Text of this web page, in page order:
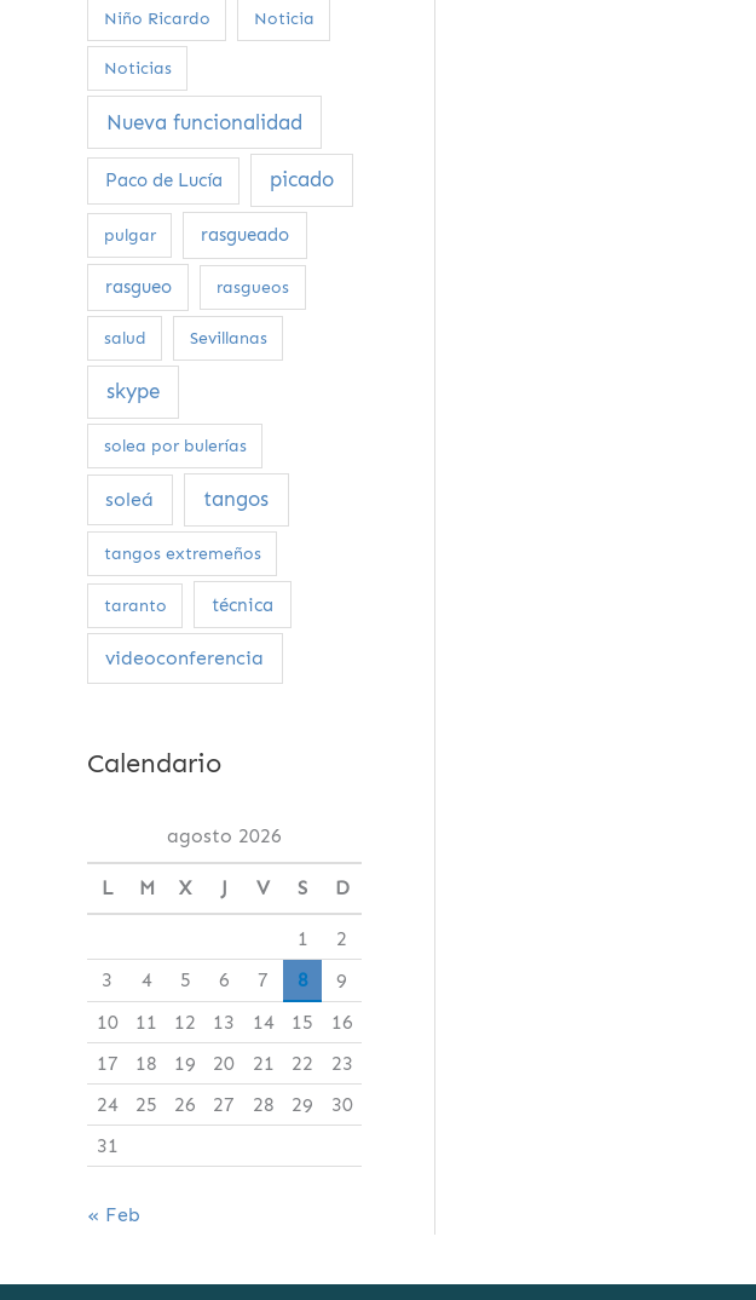
Niño Ricardo Noticia
Noticias
Nueva funcionalidad
Paco de Lucía picado
pulgar rasgueado
rasgueo rasgueos
salud Sevillanas
skype
solea por bulerías
soleá tangos
tangos extremeños
taranto técnica
videoconferencia
Calendario
agosto 2026
L M X J V S D
1
2
3
4 5 6 7 8
9
10
11 12 13 14 15
16
17
18 19 20 21 22
23
24
25 26 27 28 29
30
31
« Feb